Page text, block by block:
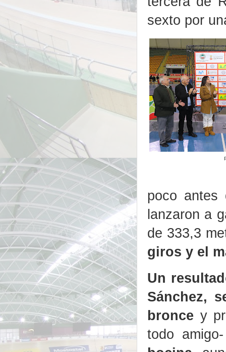
sexto por
poco antes
lanzaron a
de 333,3
giros y el
Un
Sánchez,
bronce y
todo